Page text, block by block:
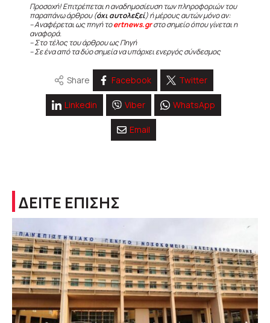
Προσοχή! Επιτρέπεται η αναδημοσίευση των πληροφοριών του
παραπάνω άρθρου (όχι αυτολεξεί) ή μέρους αυτών μόνο αν:
– Αναφέρεται ως πηγή τοertnews.grστο σημείο όπου γίνεται η
αναφορά.
– Στο τέλος του άρθρου ως Πηγή
– Σε ένα από τα δύο σημεία να υπάρχει ενεργός σύνδεσμος
Share Facebook Twitter
Linkedin Viber WhatsApp
Email
ΔΕΙΤΕ ΕΠΙΣΗΣ